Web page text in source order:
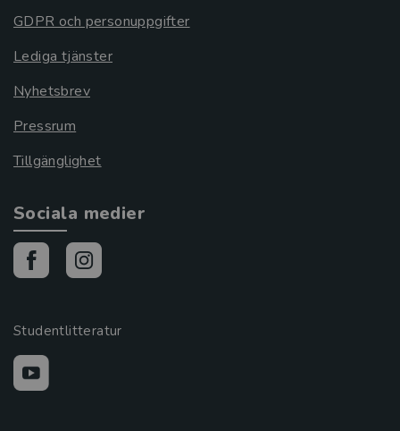
GDPR och personuppgifter
Lediga tjänster
Nyhetsbrev
Pressrum
Tillgänglighet
Sociala medier
Studentlitteratur